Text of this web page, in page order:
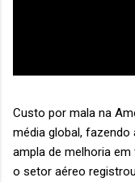
Custo por mala na
média global, fazendo
ampla de melhoria
o setor aéreo